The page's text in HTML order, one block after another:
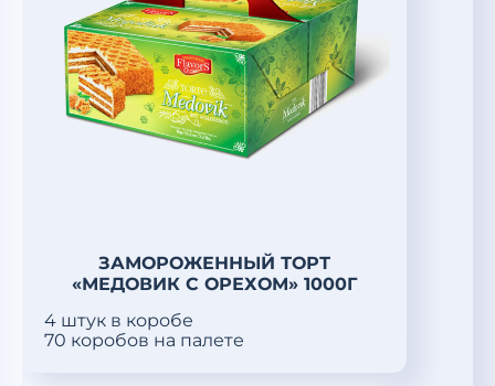
ЗАМОРОЖЕННЫЙ ТОРТ
«МЕДОВИК С ОРЕХОМ» 1000Г
4 штук в коробе
70 коробов на палете